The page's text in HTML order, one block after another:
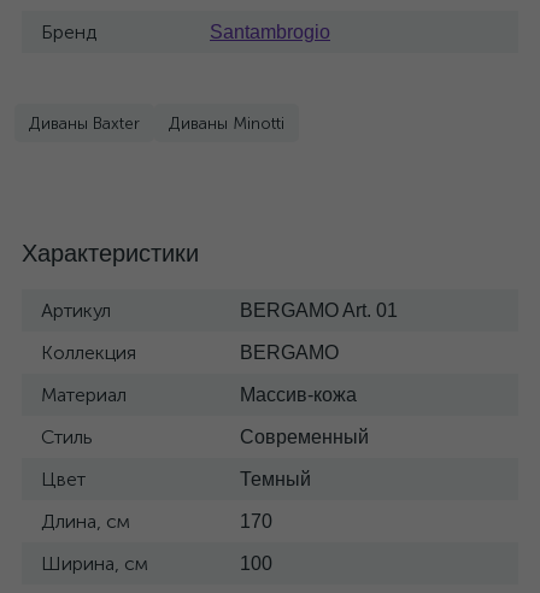
Бренд Santambrogio
Диваны Baxter Диваны Minotti
Характеристики
Артикул BERGAMO Art. 01
Коллекция BERGAMO
Материал Массив-кожа
Стиль Современный
Цвет Темный
Длина, см 170
Ширина, см 100